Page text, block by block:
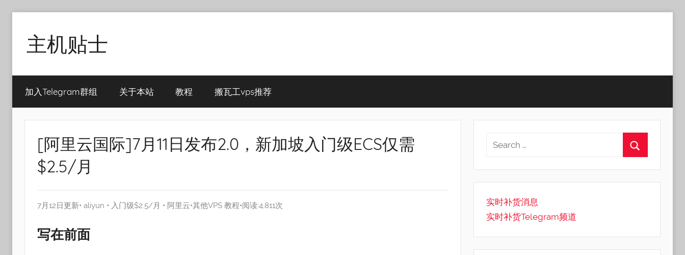
content
主机贴士
瓦
工|BandwagonHost
加入Telegram群组 关于本站 教程 搬瓦工vps推荐
[阿里云国际]7月11日发布2.0，新加坡入门级ECS仅需
$2.5/月
7月12日更新• aliyun • 入门级$2.5/月 • 阿里云•其他VPS 教程•阅读:4,811次
写在前面
实时补货消息
实时补货Telegram频道